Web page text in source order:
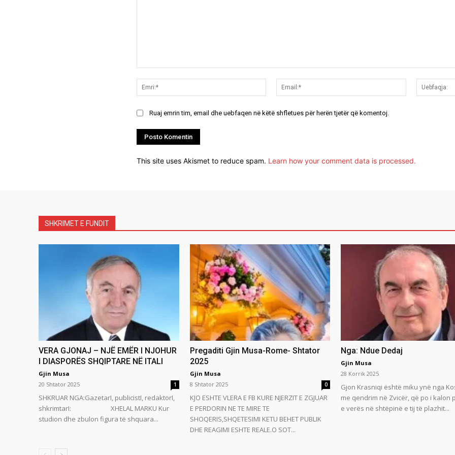
Emri:*
Email:*
Ruaj emrin tim, email dhe uebfaqen në këtë shfletues për herën tjetër që komentoj.
This site uses Akismet to reduce spam. Learn how your comment data is processed.
SHKRIMET E FUNDIT
VERA GJONAJ – NJË EMËR I NJOHUR
I DIASPORËS SHQIPTARE NË ITALI
Gjin Musa
20 Shtator 2025
1
SHKRUAR NGA:GazetarI, publicistI, redaktorI,
shkrimtarI: XHELAL MARKU Kur
studion dhe zbulon figura të shquara...
Pregaditi Gjin Musa-Rome- Shtator
2025
Gjin Musa
8 Shtator 2025
0
KJO ESHTE VLERA E FB KURE NJERZIT E ZGJUAR
E PERDORIN NE TE MIRE TE
SHOQERIS,SHQETESIMI KETU BEHET PUBLIK
DHE REAGIMI ESHTE REALE.O SOT...
Nga: Ndue Dedaj
Gjin Musa
28 Korrik 2025
Gjon Krasniqi është miku ynë nga
me qendrim në Zvicër, që po i kalon
e verës në shtëpinë e tij të plazhit...